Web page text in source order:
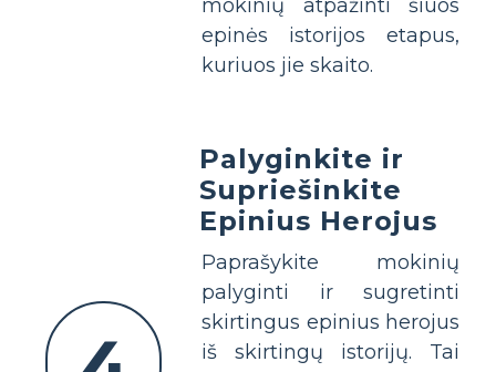
mokinių atpažinti šiuos
epinės istorijos etapus,
kuriuos jie skaito.
Palyginkite ir
Supriešinkite
Epinius Herojus
Paprašykite mokinių
palyginti ir sugretinti
skirtingus epinius herojus
iš skirtingų istorijų. Tai